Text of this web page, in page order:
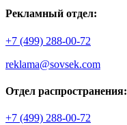
Рекламный отдел:
+7 (499) 288-00-72
reklama@sovsek.com
Отдел распространения:
+7 (499) 288-00-72